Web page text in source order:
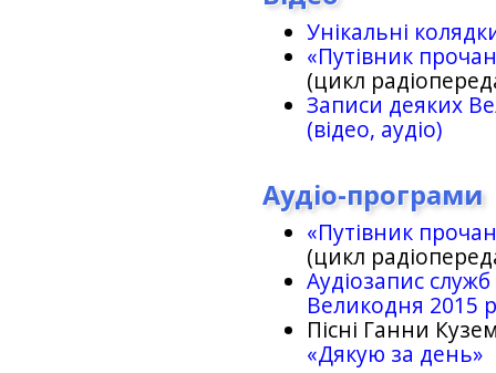
Унікальні
«Путівник
(цикл
Записи деяких
(відео, аудіо)
Аудіо-програми
«Путівник
(цикл
Аудіозапис
Великодня 2015
Пісні Ганни
«Дякую за день»